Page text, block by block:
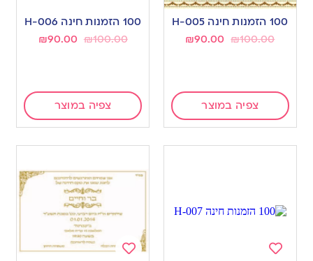
to
wishlist
100 הזמנות חינה H-005
₪100.00
₪90.00
צפיה במוצר
to
wishlist
100 הזמנות חינה H-006
₪100.00
₪90.00
צפיה במוצר